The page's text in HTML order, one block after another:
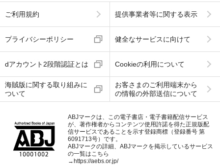
ご利用規約 提供事業者等に関する表示
プライバシーポリシー 健全なサービスに向けて
dアカウント2段階認証とは Cookieの利用について
海賊版に関する取り組みに
ついて
お客さまのご利用端末から
の情報の外部送信について
ABJマークは、この電子書店・電子書籍配信サービス
が、著作権者からコンテンツ使用許諾を得た正規版配
信サービスであることを示す登録商標（登録番号 第
6091713号）です。
ABJマークの詳細、ABJマークを掲示しているサービス
の一覧はこちら
→https://aebs.or.jp/